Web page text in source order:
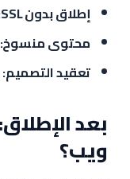
إطلاق بدون SSL:
محتوى منسوخ:
تعقيد التصميم:
بعد
ويب؟